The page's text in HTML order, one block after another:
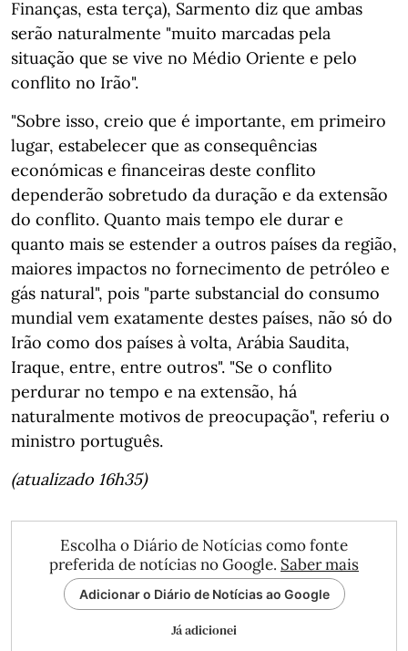
Finanças, esta terça), Sarmento diz que ambas
serão naturalmente "muito marcadas pela
situação que se vive no Médio Oriente e pelo
conflito no Irão".
"Sobre isso, creio que é importante, em primeiro
lugar, estabelecer que as consequências
económicas e financeiras deste conflito
dependerão sobretudo da duração e da extensão
do conflito. Quanto mais tempo ele durar e
quanto mais se estender a outros países da região,
maiores impactos no fornecimento de petróleo e
gás natural", pois "parte substancial do consumo
mundial vem exatamente destes países, não só do
Irão como dos países à volta, Arábia Saudita,
Iraque, entre, entre outros". "Se o conflito
perdurar no tempo e na extensão, há
naturalmente motivos de preocupação", referiu o
ministro português.
(atualizado 16h35)
Escolha o Diário de Notícias como fonte
preferida de notícias no Google. Saber mais
Adicionar o Diário de Notícias ao Google
Já adicionei